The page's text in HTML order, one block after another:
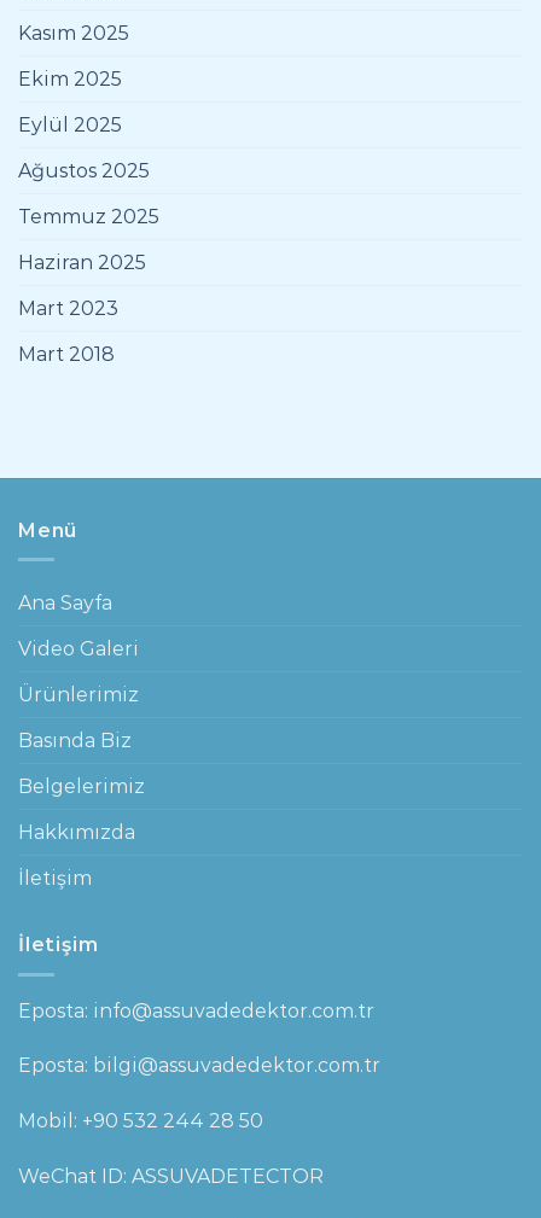
Kasım 2025
Ekim 2025
Eylül 2025
Ağustos 2025
Temmuz 2025
Haziran 2025
Mart 2023
Mart 2018
Menü
Ana Sayfa
Video Galeri
Ürünlerimiz
Basında Biz
Belgelerimiz
Hakkımızda
İletişim
İletişim
Eposta: info@assuvadedektor.com.tr
Eposta: bilgi@assuvadedektor.com.tr
Mobil: +90 532 244 28 50
WeChat ID: ASSUVADETECTOR